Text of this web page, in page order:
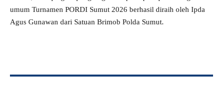
umum Turnamen PORDI Sumut 2026 berhasil diraih oleh Ipda
Agus Gunawan dari Satuan Brimob Polda Sumut.